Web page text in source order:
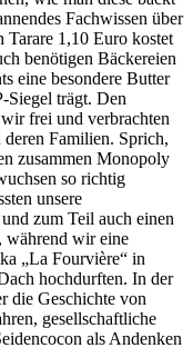
Fachwissen über
1,10 Euro kostet
benötigen Bäckereien
eine besondere Butter
Siegel trägt. Den
frei und verbrachten
deren Familien. Sprich,
zusammen Monopoly
so richtig
unsere
zum Teil auch einen
während wir eine
„La Fourvière“ in
hochdurften. In der
die Geschichte von
gesellschaftliche
als Andenken